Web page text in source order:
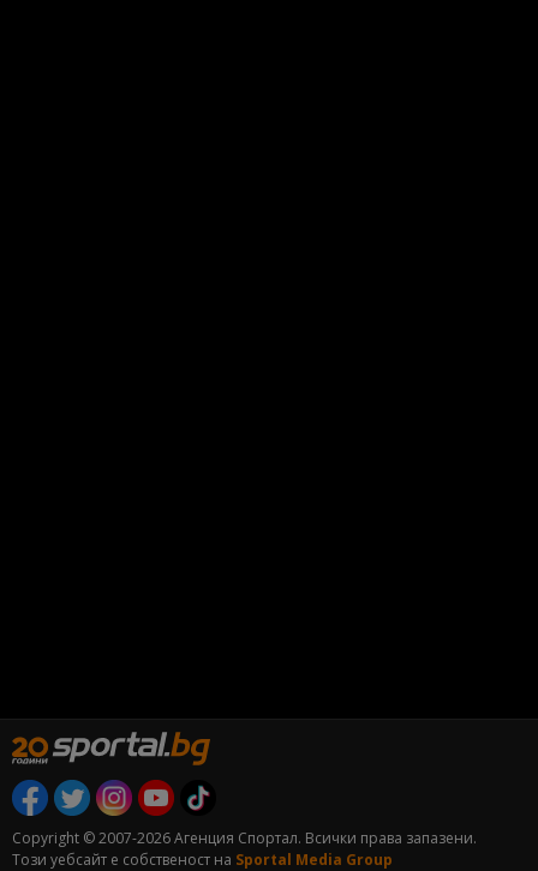
Copyright © 2007-2026 Агенция Спортал. Всички права запазени.
Този уебсайт е собственост на Sportal Media Group